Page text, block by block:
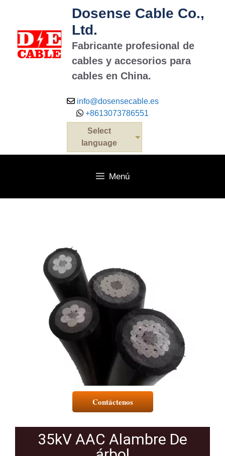
Dosense Cable Co.,
Ltd.
Fabricante profesional de
cables y accesorios para
cables en China.
info@dosensecable.es
+8613073786551
Select
language
Menú
Contáctenos
35kV AAC Alambre De